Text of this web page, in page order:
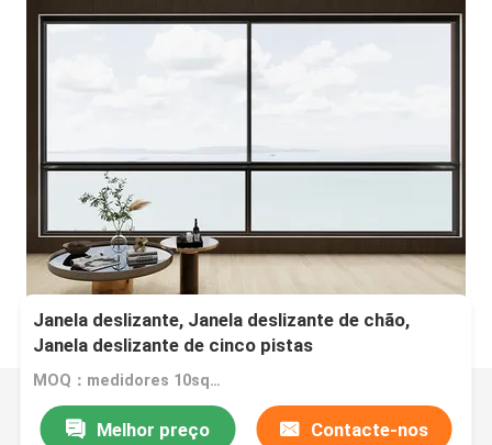
Janela deslizante, Janela deslizante de chão,
Janela deslizante de cinco pistas
MOQ：medidores 10square
Melhor preço Contacte-nos